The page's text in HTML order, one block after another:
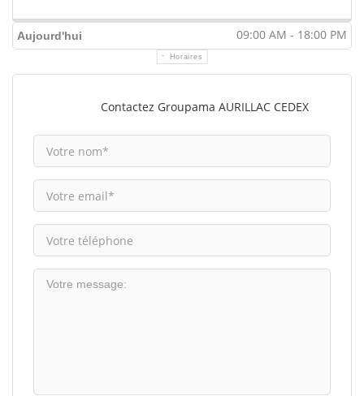
Aujourd'hui 09:00 AM - 18:00 PM
Horaires
Contactez Groupama AURILLAC CEDEX